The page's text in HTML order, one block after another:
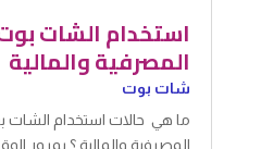
استخدام الشات
المصرفية والمالية
شات بوت
ما هي حالات استخدام الشات
المصرفية والمالية ؟ بمرور